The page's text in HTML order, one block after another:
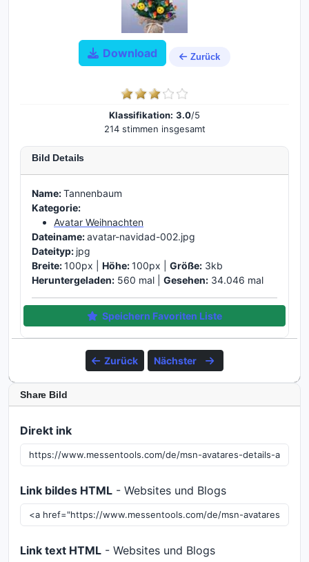
Download Zurück
Klassifikation: 3.0/5
214 stimmen insgesamt
Bild Details
Name:Tannenbaum
Kategorie:
Avatar Weihnachten
Dateiname:avatar-navidad-002.jpg
Dateityp: jpg
Breite:100px | Höhe:100px | Größe: 3kb
Heruntergeladen: 560 mal | Gesehen: 34.046 mal
Speichern Favoriten Liste
Zurück Nächster
Share Bild
Direkt ink
Link bildes HTML - Websites und Blogs
Link text HTML - Websites und Blogs